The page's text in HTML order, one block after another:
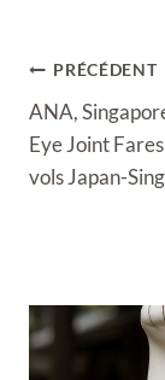
Navigation
de
l’article
PRÉCÉDENT
ANA,
Eye Joint
vols Japan-